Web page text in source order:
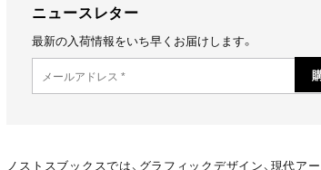
ニュースレター
最新の入荷情報をいち早くお届けします。
ノストスブックスでは、グラフィックデザイン、現代ア